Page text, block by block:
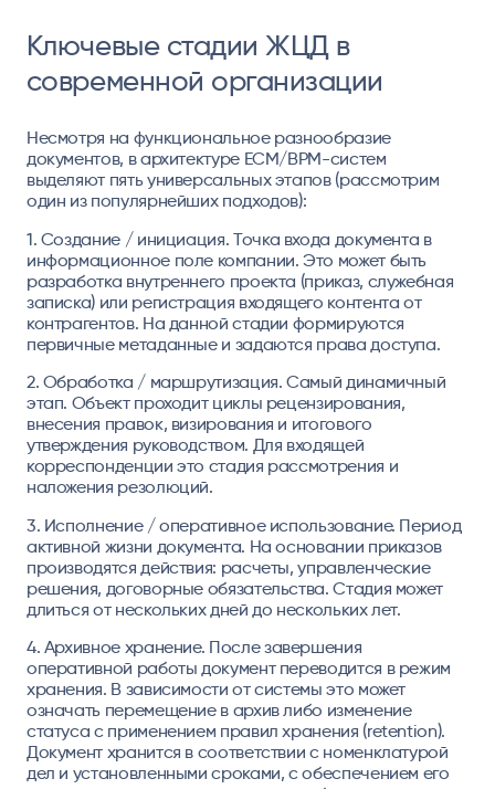
Ключевые стадии ЖЦД в
современной организации
Несмотря на функциональное разнообразие
документов, в архитектуре ECM/BPM-систем
выделяют пять универсальных этапов (рассмотрим
один из популярнейших подходов):
1. Создание / инициация. Точка входа документа в
информационное поле компании. Это может быть
разработка внутреннего проекта (приказ, служебная
записка) или регистрация входящего контента от
контрагентов. На данной стадии формируются
первичные метаданные и задаются права доступа.
2. Обработка / маршрутизация. Самый динамичный
этап. Объект проходит циклы рецензирования,
внесения правок, визирования и итогового
утверждения руководством. Для входящей
корреспонденции это стадия рассмотрения и
наложения резолюций.
3. Исполнение / оперативное использование. Период
активной жизни документа. На основании приказов
производятся действия: расчеты, управленческие
решения, договорные обязательства. Стадия может
длиться от нескольких дней до нескольких лет.
4. Архивное хранение. После завершения
оперативной работы документ переводится в режим
хранения. В зависимости от системы это может
означать перемещение в архив либо изменение
статуса с применением правил хранения (retention).
Документ хранится в соответствии с номенклатурой
дел и установленными сроками, с обеспечением его